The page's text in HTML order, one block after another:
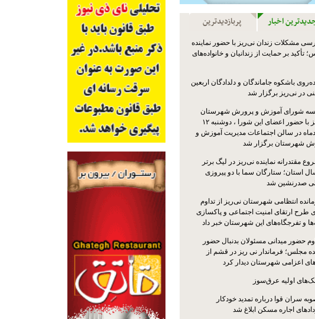
اخبار پربازدیدترین
مشکلات زندان نی‌ریز با حضور نماینده
تأکید بر حمایت از زندانیان و خانواده‌های
باشکوه جاماندگان و دلدادگان اربعین
در نی‌ریز برگزار شد
شورای آموزش و پرورش شهرستان
نی‌ریز با حضور اعضای این شورا ، دوشنبه ۱۲
در سالن اجتماعات مدیریت آموزش و
شهرستان برگزار شد
مقتدرانه نماینده نی‌ریز در لیگ برتر
استان؛ ستارگان سما با دو پیروزی
صدرنشین شد
انتظامی شهرستان نی‌ریز از تداوم
طرح ارتقای امنیت اجتماعی و پاکسازی
و تفرجگاه‌های این شهرستان خبر داد
حضور میدانی مسئولان بدنبال حضور
مجلس؛ فرماندار نی ریز در قشم از
اعزامی شهرستان دیدار کرد
اولیه عرق‌سوز
سران قوا درباره تمدید خودکار
اجاره مسکن ابلاغ شد